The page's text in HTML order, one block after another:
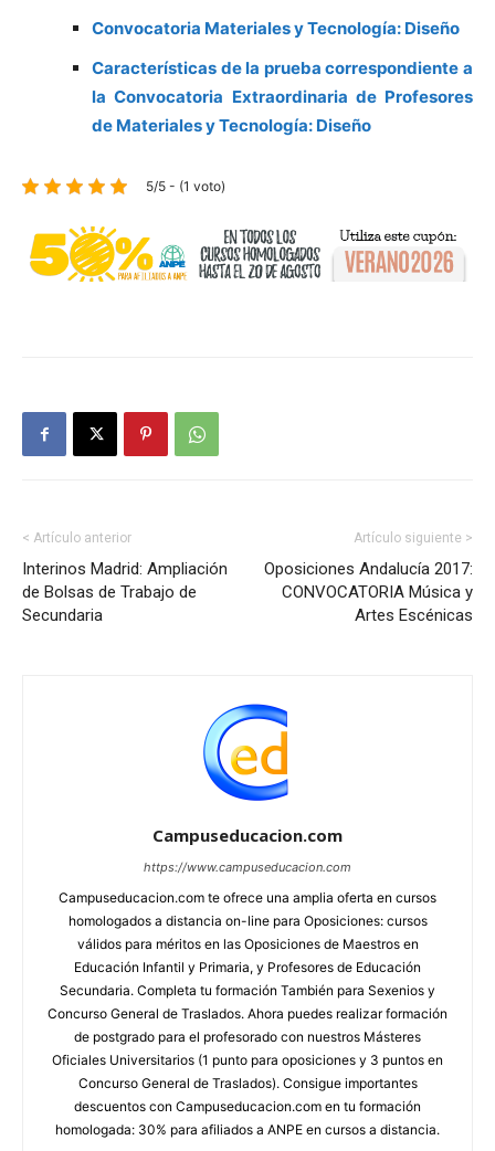
Convocatoria Materiales y Tecnología: Diseño
Características de la prueba correspondiente a
la Convocatoria Extraordinaria de Profesores
de Materiales y Tecnología: Diseño
5/5 - (1 voto)
< Artículo anterior
Interinos Madrid: Ampliación
de Bolsas de Trabajo de
Secundaria
Artículo siguiente >
Oposiciones Andalucía 2017:
CONVOCATORIA Música y
Artes Escénicas
Campuseducacion.com
https://www.campuseducacion.com
Campuseducacion.com te ofrece una amplia oferta en cursos
homologados a distancia on-line para Oposiciones: cursos
válidos para méritos en las Oposiciones de Maestros en
Educación Infantil y Primaria, y Profesores de Educación
Secundaria. Completa tu formación También para Sexenios y
Concurso General de Traslados. Ahora puedes realizar formación
de postgrado para el profesorado con nuestros Másteres
Oficiales Universitarios (1 punto para oposiciones y 3 puntos en
Concurso General de Traslados). Consigue importantes
descuentos con Campuseducacion.com en tu formación
homologada: 30% para afiliados a ANPE en cursos a distancia.